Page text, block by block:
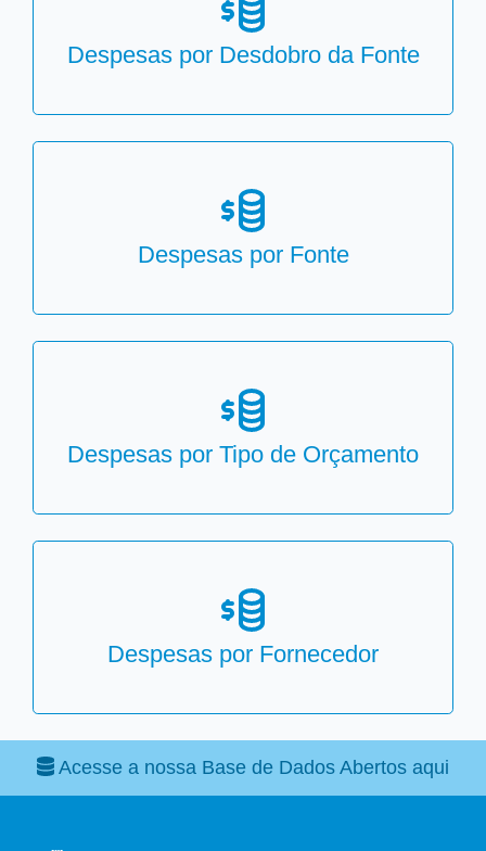
Despesas por Desdobro da Fonte
Despesas por Fonte
Despesas por Tipo de Orçamento
Despesas por Fornecedor
Acesse a nossa Base de Dados Abertos aqui